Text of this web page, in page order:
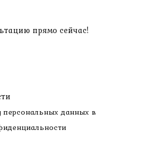
прямо сейчас!
персональных данных в